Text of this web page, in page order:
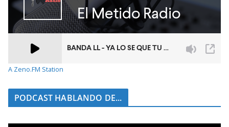
A Zeno.FM Station
PODCAST HABLANDO DE...